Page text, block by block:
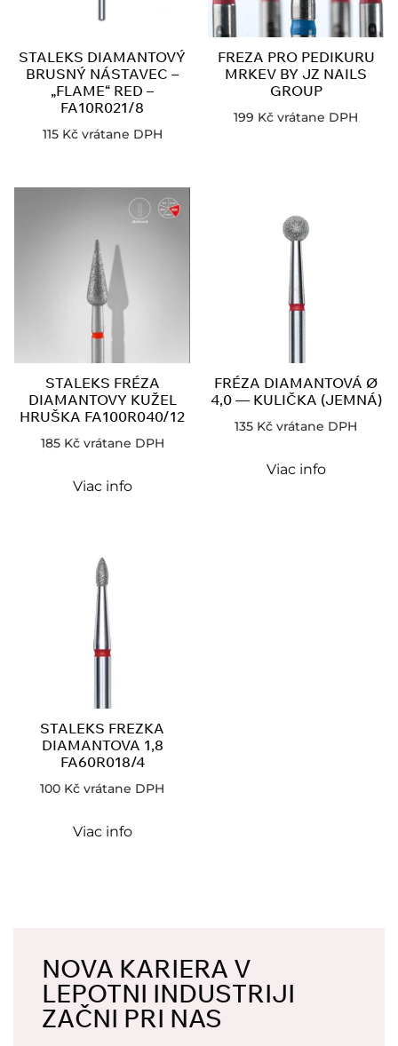
STALEKS DIAMANTOVÝ
BRUSNÝ NÁSTAVEC –
„FLAME“ RED –
FA10R021/8
115 Kč vrátane DPH
FREZA PRO PEDIKURU
MRKEV BY JZ NAILS
GROUP
199 Kč vrátane DPH
STALEKS FRÉZA
DIAMANTOVY KUŽEL
HRUŠKA FA100R040/12
185 Kč vrátane DPH
Viac info
FRÉZA DIAMANTOVÁ Ø
4,0 — KULIČKA (JEMNÁ)
135 Kč vrátane DPH
Viac info
STALEKS FREZKA
DIAMANTOVA 1,8
FA60R018/4
100 Kč vrátane DPH
Viac info
NOVA KARIERA V
LEPOTNI INDUSTRIJI
ZAČNI PRI NAS